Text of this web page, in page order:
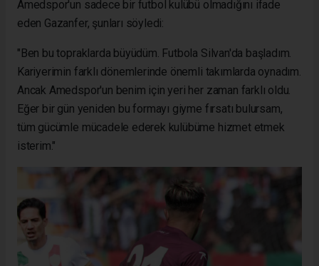
Amedspor'un sadece bir futbol kulübü olmadığını ifade
eden Gazanfer, şunları söyledi:
"Ben bu topraklarda büyüdüm. Futbola Silvan'da başladım.
Kariyerimin farklı dönemlerinde önemli takımlarda oynadım.
Ancak Amedspor'un benim için yeri her zaman farklı oldu.
Eğer bir gün yeniden bu formayı giyme fırsatı bulursam,
tüm gücümle mücadele ederek kulübüme hizmet etmek
isterim."